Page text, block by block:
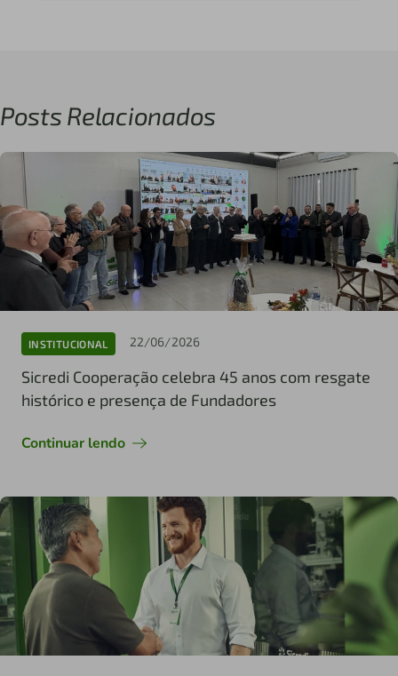
Posts Relacionados
INSTITUCIONAL 22/06/2026
Sicredi Cooperação celebra 45 anos com resgate
histórico e presença de Fundadores
Continuar lendo